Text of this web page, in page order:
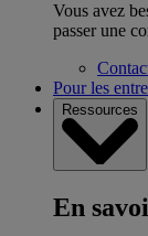
Vous avez
passer une
Pour les
Ressources
En